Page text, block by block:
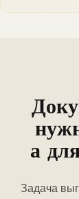
а
Задача